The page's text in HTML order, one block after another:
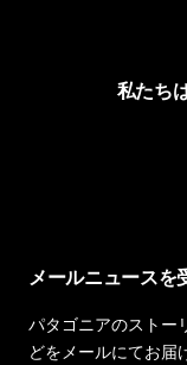
私たち
メールニュースを
パタゴニアのストー
どをメールにてお届